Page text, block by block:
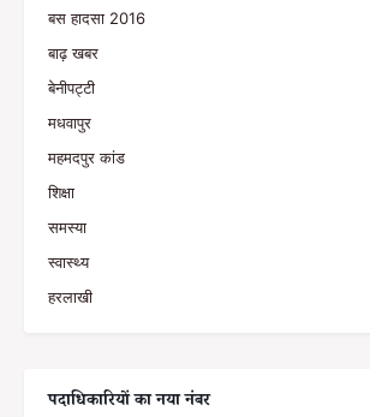
बस हादसा 2016
बाढ़ खबर
बेनीपट्टी
मधवापुर
महमदपुर कांड
शिक्षा
समस्या
स्वास्थ्य
हरलाखी
पदाधिकारियों का नया नंबर